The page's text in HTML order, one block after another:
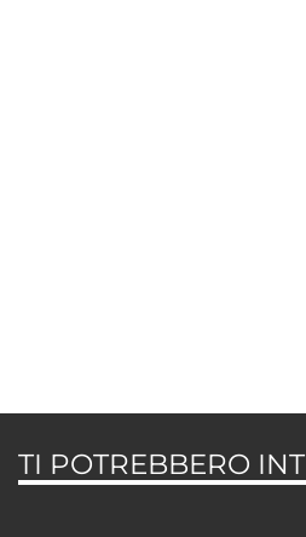
TI POTREBBERO